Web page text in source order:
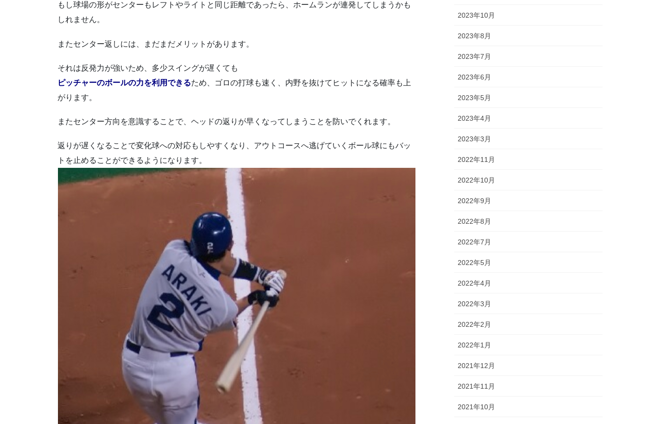
もし球場の形がセンターもレフトやライトと同じ距離であったら、ホームランが連発してしまうかも
しれません。
またセンター返しには、まだまだメリットがあります。
それは反発力が強いため、多少スイングが遅くても
ピッチャーのボールの力を利用できるため、ゴロの打球も速く、内野を抜けてヒットになる確率も上
がります。
またセンター方向を意識することで、ヘッドの返りが早くなってしまうことを防いでくれます。
返りが遅くなることで変化球への対応もしやすくなり、アウトコースへ逃げていくボール球にもバッ
トを止めることができるようになります。
2023年10月
2023年8月
2023年7月
2023年6月
2023年5月
2023年4月
2023年3月
2022年11月
2022年10月
2022年9月
2022年8月
2022年7月
2022年5月
2022年4月
2022年3月
2022年2月
2022年1月
2021年12月
2021年11月
2021年10月